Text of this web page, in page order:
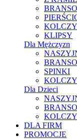
KLIPSY
Dla Mężczyzn
SPINKI
Dla Dzieci
DLA FIRM
PROMOCJE